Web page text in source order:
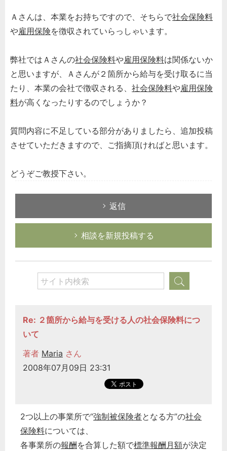
Ａさんは、本業をお持ちですので、そちらで社会保険料
や雇用保険を徴収されていらっしゃいます。
弊社ではＡさんの社会保険料や雇用保険料は関係ないか
と思いますが、Ａさんが２箇所から給与を受け取るに当
たり、本業の会社で徴収される、 社会保険料や雇用保険
料が高くなったりするのでしょうか？
質問内容に不足している部分がありましたら、追加投稿
させていただきますので、ご指摘頂ければと思います。
どうぞご教授下さい。
返信
相談を新規投稿する
Re: ２箇所から給与を受ける人の社会保険料につ
いて
著者 Maria さん
2008年07月09日 23:31
2つ以上の事業所で“強制被保険者となる方”の社会
保険料については、
各事業所の報酬を合算した額で標準報酬月額が決定